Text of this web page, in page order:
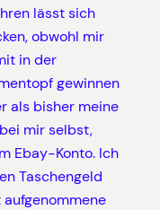
lässt sich
obwohl mir
in der
gewinnen
als bisher meine
mir selbst,
Ebay-Konto. Ich
Taschengeld